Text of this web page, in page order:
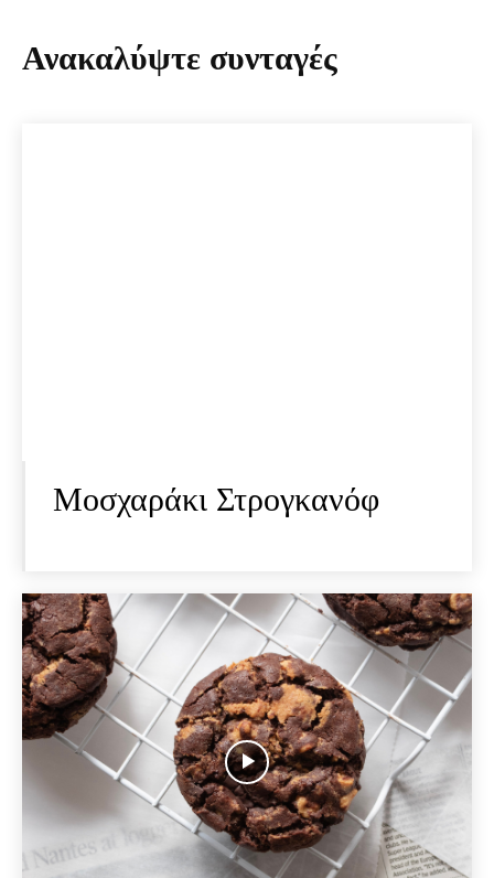
Ανακαλύψτε συνταγές
Μοσχαράκι Στρογκανόφ